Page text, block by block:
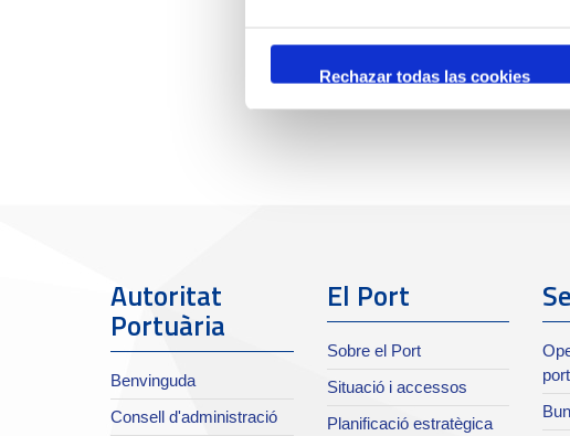
Rechazar todas las cookies
Autoritat
Portuària
Benvinguda
Consell d'administració
El Port
Sobre el Port
Situació i accessos
Planificació estratègica